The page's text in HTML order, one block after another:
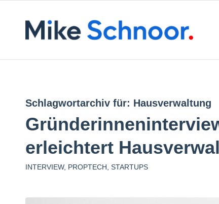
Schlagwortarchiv für: Hausverwaltung
erleichtert
INTERVIEW, PROPTECH STARTUPS